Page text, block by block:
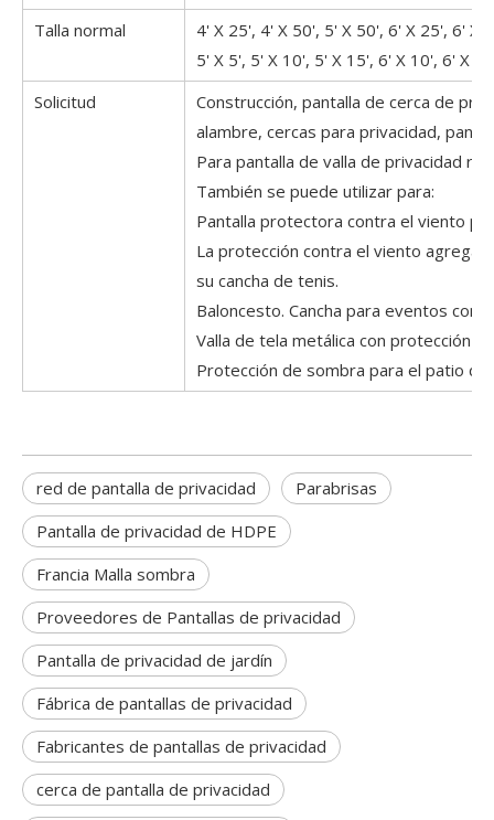
Talla normal
4' X 25', 4' X 50', 5' X 50', 6' X 25', 6' X
5' X 5', 5' X 10', 5' X 15', 6' X 10', 6' X
Solicitud
Construcción, pantalla de cerca de
alambre, cercas para privacidad,
Para pantalla de valla de privacidad
También se puede utilizar para:
Pantalla protectora contra el viento
La protección contra el viento agrega
su cancha de tenis.
Baloncesto. Cancha para eventos con
Valla de tela metálica con protección
Protección de sombra para el patio de
red de pantalla de privacidad
Parabrisas
Pantalla de privacidad de HDPE
Francia Malla sombra
Proveedores de Pantallas de privacidad
Pantalla de privacidad de jardín
Fábrica de pantallas de privacidad
Fabricantes de pantallas de privacidad
cerca de pantalla de privacidad